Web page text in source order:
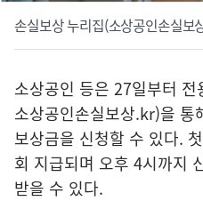
손실보상 누리집(소상공인손실보
소상공인 등은 27일부터 전
소상공인손실보상.kr)을 통
보상금을 신청할 수 있다.
회 지급되며 오후 4시까지
받을 수 있다.